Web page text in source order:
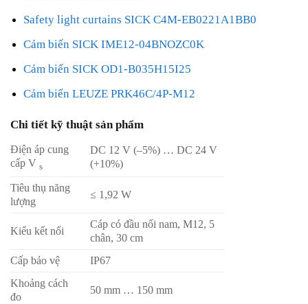
Safety light curtains SICK C4M-EB0221A1BB0
Cảm biến SICK IME12-04BNOZC0K
Cảm biến SICK OD1-B035H15I25
Cảm biến LEUZE PRK46C/4P-M12
Chi tiết kỹ thuật sản phẩm
Điện áp cung
cấp V s
DC 12 V (–5%) … DC 24 V
(+10%)
Tiêu thụ năng
lượng
≤ 1,92 W
Kiểu kết nối
Cáp có đầu nối nam, M12, 5
chân, 30 cm
Cấp bảo vệ
IP67
Khoảng cách
đo
50 mm … 150 mm